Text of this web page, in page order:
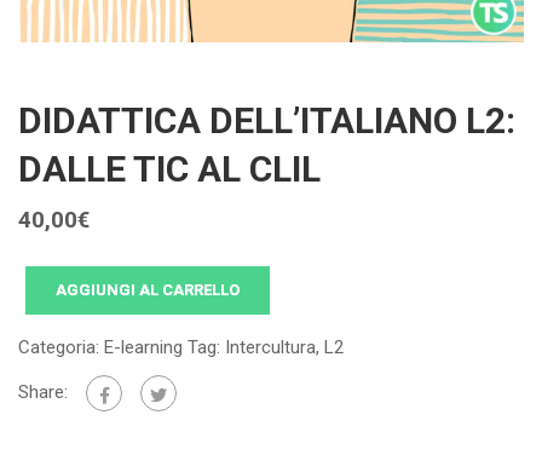
DIDATTICA DELL’ITALIANO L2:
DALLE TIC AL CLIL
40,00€
AGGIUNGI AL CARRELLO
Categoria: E-learning Tag: Intercultura, L2
Share: